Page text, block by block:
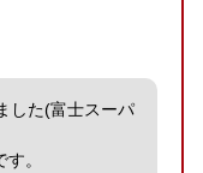
した(富士スーパ
。